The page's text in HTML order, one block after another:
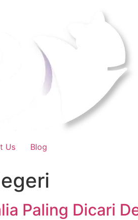
Us Blog
Paling Dicari